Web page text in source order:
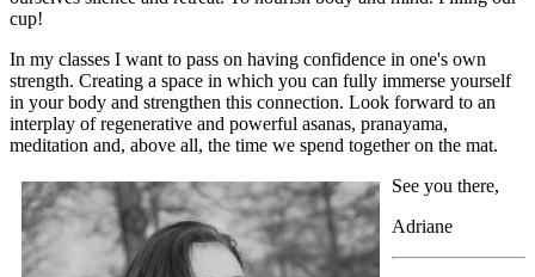
cup!
In my classes I want to pass on having confidence in one's own
strength. Creating a space in which you can fully immerse yourself
in your body and strengthen this connection. Look forward to an
interplay of regenerative and powerful asanas, pranayama,
meditation and, above all, the time we spend together on the mat.
See you there,
Adriane